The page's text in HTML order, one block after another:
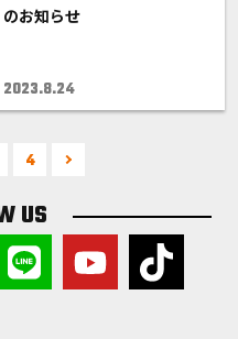
のお知らせ
2023.8.24
4
US